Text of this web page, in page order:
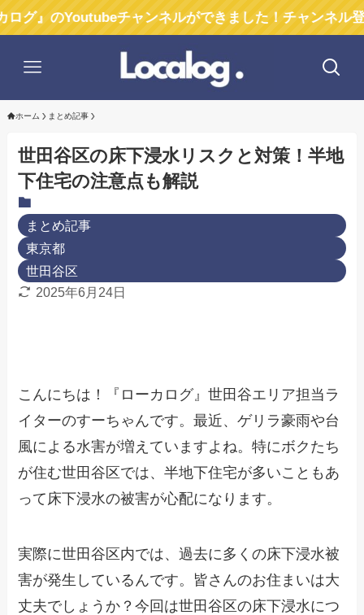
チャンネルができました！チャンネル登録お願い
ホーム まとめ記事
世田谷区の床下浸水リスクと対策！半地
下住宅の注意点も解説
まとめ記事
東京都
世田谷区
2025年6月24日
こんにちは！『ローカログ』世田谷エリア担当ラ
イターのすーちゃんです。最近、ゲリラ豪雨や台
風による水害が増えていますよね。特にボクたち
が住む世田谷区では、半地下住宅が多いこともあ
って床下浸水の被害が心配になります。
実際に世田谷区内では、過去に多くの床下浸水被
害が発生しているんです。皆さんのお住まいは大
丈夫でしょうか？今回は世田谷区の床下浸水につ